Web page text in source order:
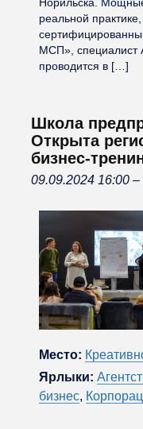
реальной
МСП», специалист
проводится в […]
Школа
Открыта
бизнес-
09.09.2024 16:00 –
Место:
Ярлыки:
бизнес,